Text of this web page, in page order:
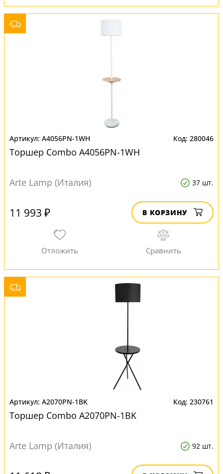
A4056PN-1WH 280046
Торшер Combo A4056PN-1WH
Arte Lamp (Италия) 37 шт.
11 993 ₽ В КОРЗИНУ
A2070PN-1BK 230761
Торшер Combo A2070PN-1BK
Arte Lamp (Италия) 92 шт.